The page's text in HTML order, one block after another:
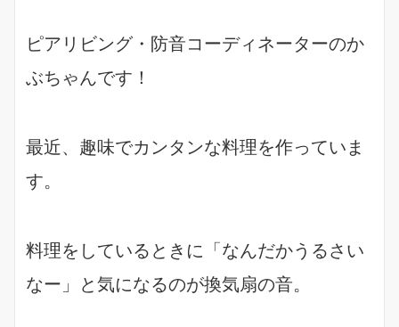
ピアリビング・防音コーディネーターのか
ぶちゃんです！
最近、趣味でカンタンな料理を作っていま
す。
料理をしているときに「なんだかうるさい
なー」と気になるのが換気扇の音。